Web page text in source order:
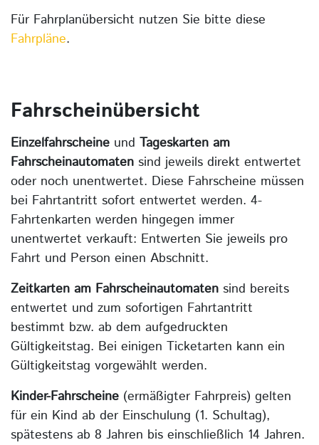
Für Fahrplanübersicht nutzen Sie bitte diese
Fahrpläne.
Fahrscheinübersicht
Einzelfahrscheine und Tageskarten am
Fahrscheinautomaten sind jeweils direkt entwertet
oder noch unentwertet. Diese Fahrscheine müssen
bei Fahrtantritt sofort entwertet werden. 4-
Fahrtenkarten werden hingegen immer
unentwertet verkauft: Entwerten Sie jeweils pro
Fahrt und Person einen Abschnitt.
Zeitkarten am Fahrscheinautomaten sind bereits
entwertet und zum sofortigen Fahrtantritt
bestimmt bzw. ab dem aufgedruckten
Gültigkeitstag. Bei einigen Ticketarten kann ein
Gültigkeitstag vorgewählt werden.
Kinder-Fahrscheine (ermäßigter Fahrpreis) gelten
für ein Kind ab der Einschulung (1. Schultag),
spätestens ab 8 Jahren bis einschließlich 14 Jahren.